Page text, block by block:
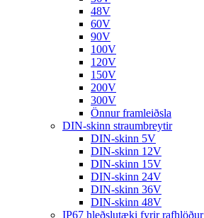
48V
60V
90V
100V
120V
150V
200V
300V
Önnur framleiðsla
DIN-skinn straumbreytir
DIN-skinn 5V
DIN-skinn 12V
DIN-skinn 15V
DIN-skinn 24V
DIN-skinn 36V
DIN-skinn 48V
IP67 hleðslutæki fyrir rafhlöður